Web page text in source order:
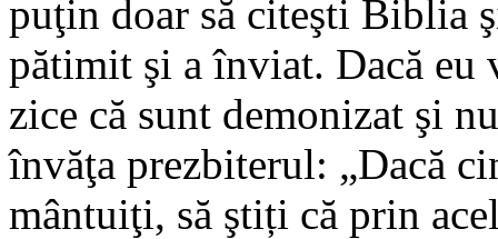
puţin doar să citeşti Biblia
pătimit şi a înviat. Dacă eu
zice că sunt demonizat şi
învăţa prezbiterul: „Dacă
mântuiţi, să ştiți că prin